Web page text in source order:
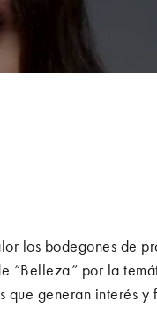
los bodegones de
“Belleza” por la
que generan interés